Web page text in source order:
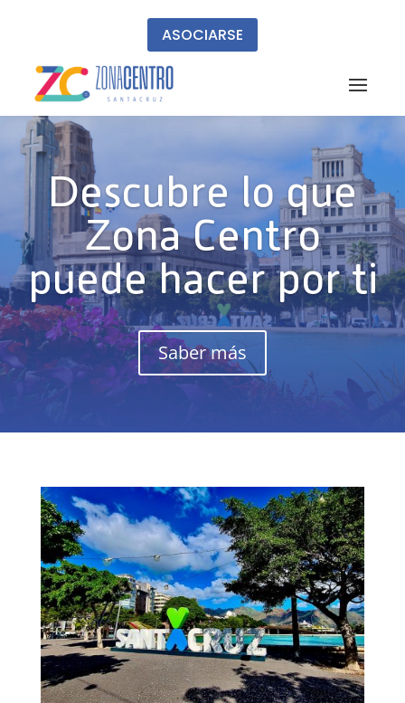
ASOCIARSE
Descubre lo que
Zona Centro
puede hacer por ti
Saber más